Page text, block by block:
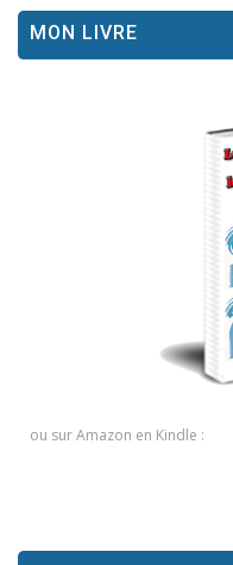
MON LIVRE
ou sur Amazon en Kindle :